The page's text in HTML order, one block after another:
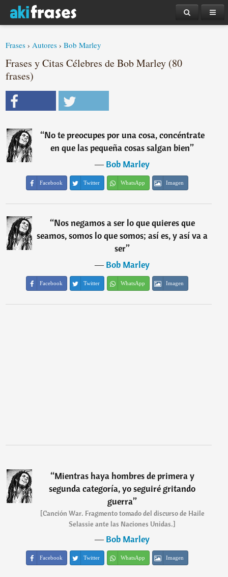
Frases ›Autores ›Bob Marley
Frases y Citas Célebres de Bob Marley (80
frases)
“No te preocupes por una cosa, concéntrate
en que las pequeña cosas salgan bien”
―Bob Marley
Facebook Twitter WhatsApp Imagen
“Nos negamos a ser lo que quieres que
seamos, somos lo que somos; así es, y así va a
ser”
―Bob Marley
Facebook Twitter WhatsApp Imagen
“Mientras haya hombres de primera y
segunda categoría, yo seguiré gritando
guerra”
[Canción War. Fragmento tomado del discurso de Haile
Selassie ante las Naciones Unidas.]
―Bob Marley
Facebook Twitter WhatsApp Imagen